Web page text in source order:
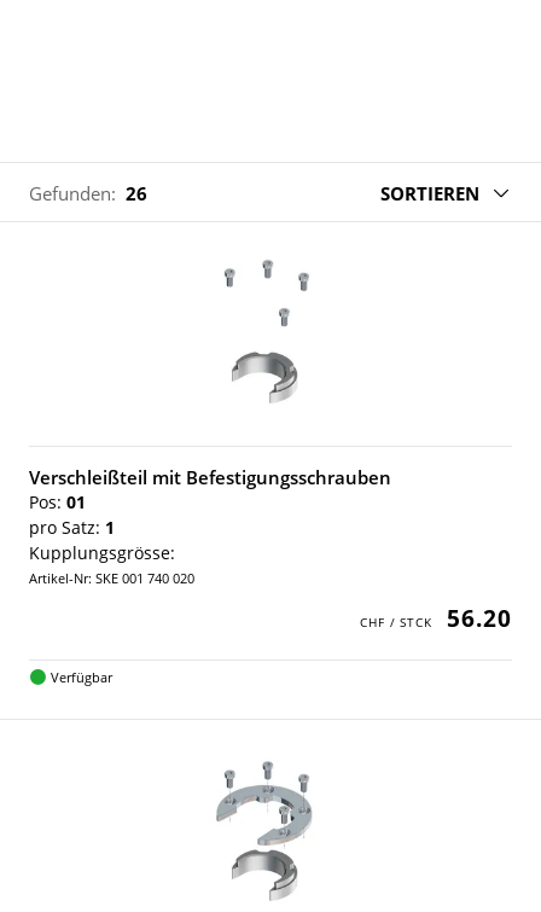
Gefunden: 26 SORTIEREN
Verschleißteil mit Befestigungsschrauben
Pos: 01
pro Satz: 1
Kupplungsgrösse:
Artikel-Nr: SKE 001 740 020
56.20
Verfügbar